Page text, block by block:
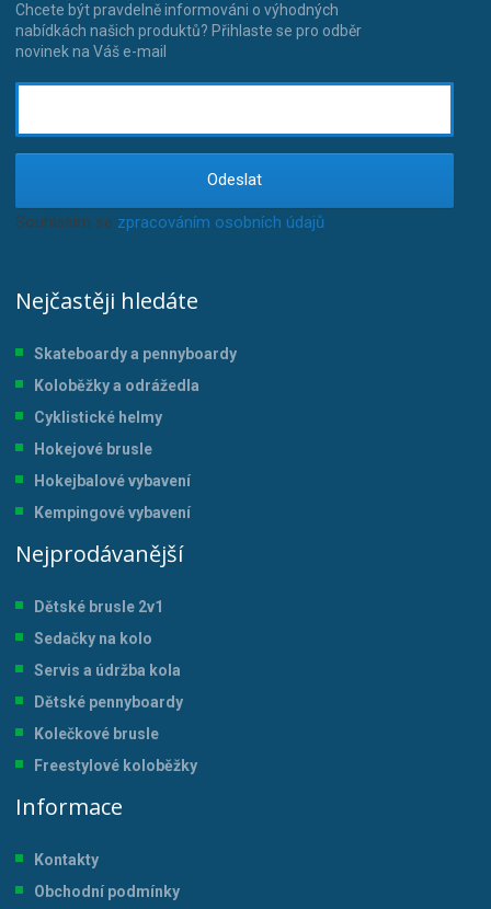
Chcete být pravdelně informováni o výhodných
nabídkách našich produktů? Přihlaste se pro odběr
novinek na Váš e-mail
Odeslat
Souhlasím se zpracováním osobních údajů
Nejčastěji hledáte
Skateboardy a pennyboardy
Koloběžky a odrážedla
Cyklistické helmy
Hokejové brusle
Hokejbalové vybavení
Kempingové vybavení
Nejprodávanější
Dětské brusle 2v1
Sedačky na kolo
Servis a údržba kola
Dětské pennyboardy
Kolečkové brusle
Freestylové koloběžky
Informace
Kontakty
Obchodní podmínky